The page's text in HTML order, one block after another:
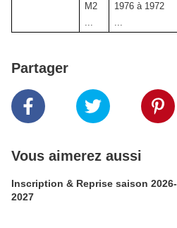
M2
...
1976 à 1972
...
Partager
Vous aimerez aussi
Inscription & Reprise saison 2026-
2027